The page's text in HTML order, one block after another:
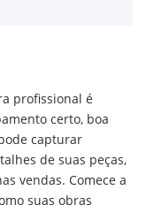
profissional é
certo, boa
capturar
de suas peças,
vendas. Comece a
suas obras